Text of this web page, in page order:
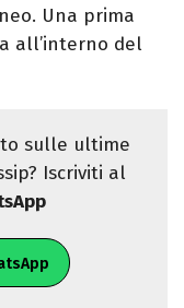
Una prima
all’interno del
sulle ultime
Iscriviti al